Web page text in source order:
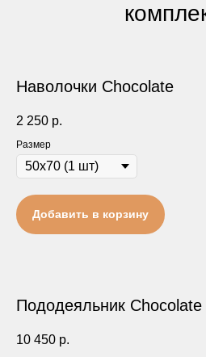
Наволочки Сhocolate
2 250 р.
Размер
Добавить в корзину
Пододеяльник Сhocolate
10 450 р.